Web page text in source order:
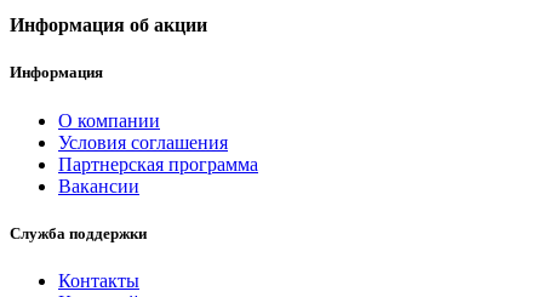
Информация об акции
Информация
О компании
Условия соглашения
Партнерская программа
Вакансии
Служба поддержки
Контакты